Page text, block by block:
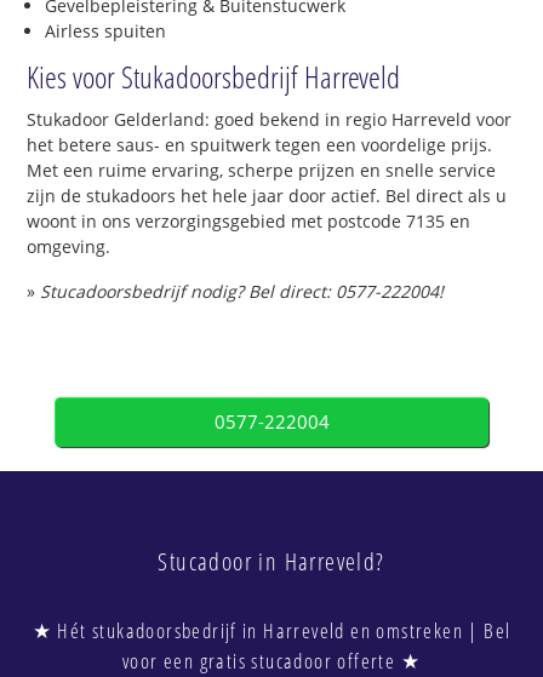
Gevelbepleistering & Buitenstucwerk
Airless spuiten
Kies voor Stukadoorsbedrijf Harreveld
Stukadoor Gelderland: goed bekend in regio Harreveld voor
het betere saus- en spuitwerk tegen een voordelige prijs.
Met een ruime ervaring, scherpe prijzen en snelle service
zijn de stukadoors het hele jaar door actief. Bel direct als u
woont in ons verzorgingsgebied met postcode 7135 en
omgeving.
» Stucadoorsbedrijf nodig? Bel direct: 0577-222004!
0577-222004
Stucadoor in Harreveld?
★ Hét stukadoorsbedrijf in Harreveld en omstreken | Bel
voor een gratis stucadoor offerte ★